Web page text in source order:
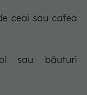
ceai sau cafea
sau băuturi